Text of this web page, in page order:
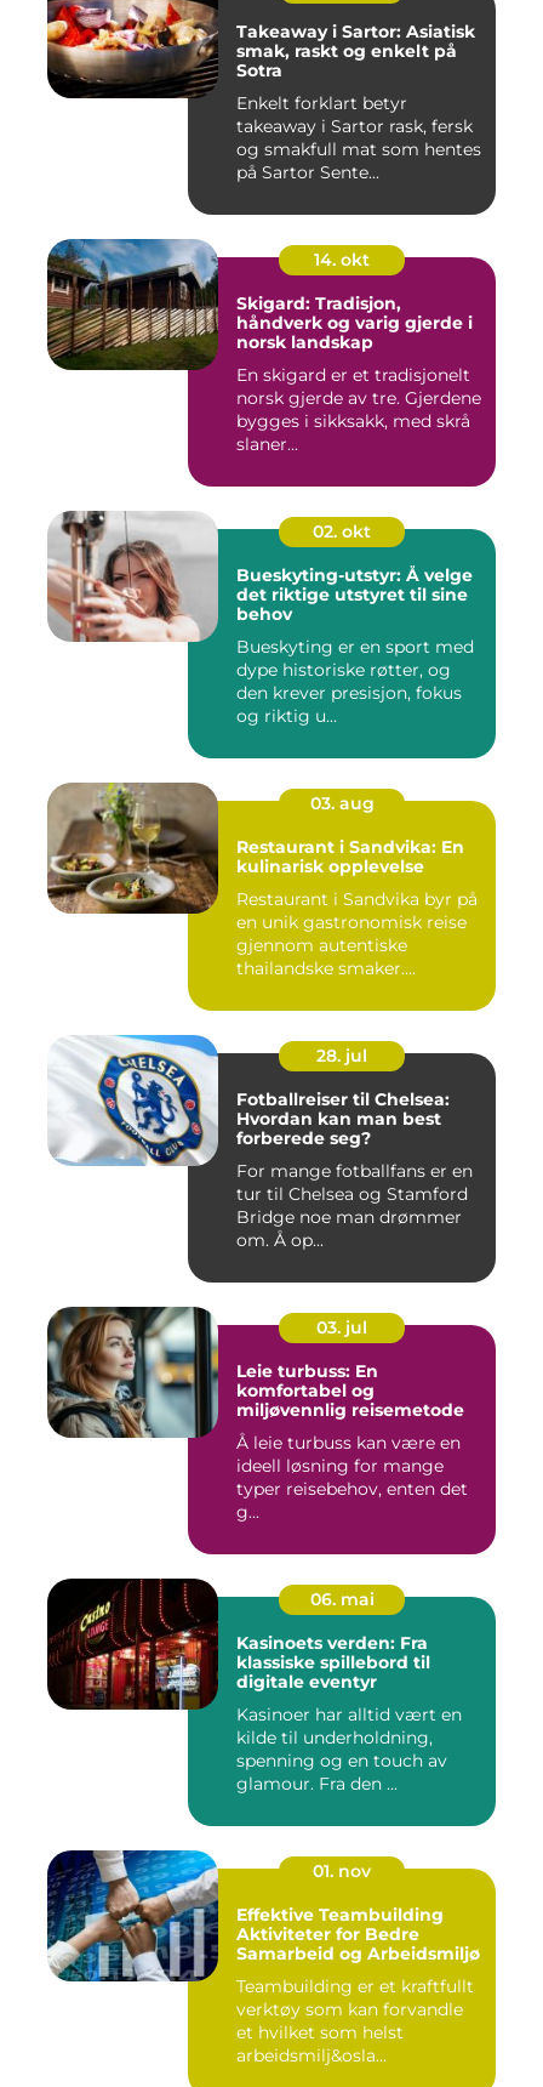
Takeaway i Sartor: Asiatisk
smak, raskt og enkelt på
Sotra
Enkelt forklart betyr
takeaway i Sartor rask, fersk
og smakfull mat som hentes
på Sartor Sente...
14. okt
Skigard: Tradisjon,
håndverk og varig gjerde i
norsk landskap
En skigard er et tradisjonelt
norsk gjerde av tre. Gjerdene
bygges i sikksakk, med skrå
slaner...
02. okt
Bueskyting-utstyr: Å velge
det riktige utstyret til sine
behov
Bueskyting er en sport med
dype historiske røtter, og
den krever presisjon, fokus
og riktig u...
03. aug
Restaurant i Sandvika: En
kulinarisk opplevelse
Restaurant i Sandvika byr på
en unik gastronomisk reise
gjennom autentiske
thailandske smaker....
28. jul
Fotballreiser til Chelsea:
Hvordan kan man best
forberede seg?
For mange fotballfans er en
tur til Chelsea og Stamford
Bridge noe man drømmer
om. Å op...
03. jul
Leie turbuss: En
komfortabel og
miljøvennlig reisemetode
Å leie turbuss kan være en
ideell løsning for mange
typer reisebehov, enten det
g...
06. mai
Kasinoets verden: Fra
klassiske spillebord til
digitale eventyr
Kasinoer har alltid vært en
kilde til underholdning,
spenning og en touch av
glamour. Fra den ...
01. nov
Effektive Teambuilding
Aktiviteter for Bedre
Samarbeid og Arbeidsmiljø
Teambuilding er et kraftfullt
verktøy som kan forvandle
et hvilket som helst
arbeidsmilj&osla...